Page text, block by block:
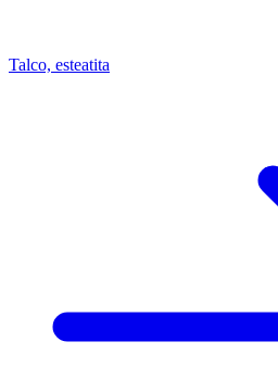
Talco, esteatita